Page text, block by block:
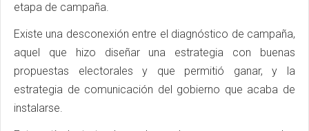
etapa de campaña.
Existe una desconexión entre el diagnóstico de campaña,
aquel que hizo diseñar una estrategia con buenas
propuestas electorales y que permitió ganar, y la
estrategia de comunicación del gobierno que acaba de
instalarse.